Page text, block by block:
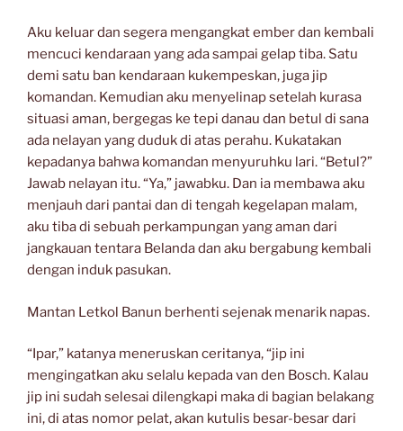
Aku keluar dan segera mengangkat ember dan kembali
mencuci kendaraan yang ada sampai gelap tiba. Satu
demi satu ban kendaraan kukempeskan, juga jip
komandan. Kemudian aku menyelinap setelah kurasa
situasi aman, bergegas ke tepi danau dan betul di sana
ada nelayan yang duduk di atas perahu. Kukatakan
kepadanya bahwa komandan menyuruhku lari. “Betul?”
Jawab nelayan itu. “Ya,” jawabku. Dan ia membawa aku
menjauh dari pantai dan di tengah kegelapan malam,
aku tiba di sebuah perkampungan yang aman dari
jangkauan tentara Belanda dan aku bergabung kembali
dengan induk pasukan.
Mantan Letkol Banun berhenti sejenak menarik napas.
“Ipar,” katanya meneruskan ceritanya, “jip ini
mengingatkan aku selalu kepada van den Bosch. Kalau
jip ini sudah selesai dilengkapi maka di bagian belakang
ini, di atas nomor pelat, akan kutulis besar-besar dari